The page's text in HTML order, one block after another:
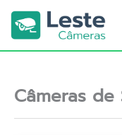
para
conteúdo
Câmeras de